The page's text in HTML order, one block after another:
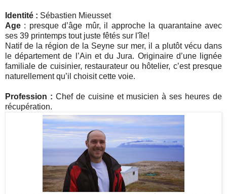
Identité : Sébastien Mieusset
Age : presque d’âge mûr, il approche la quarantaine avec
ses 39 printemps tout juste fêtés sur l'île!
Natif de la région de la Seyne sur mer, il a plutôt vécu dans
le département de l’Ain et du Jura. Originaire d’une lignée
familiale de cuisinier, restaurateur ou hôtelier, c’est presque
naturellement qu’il choisit cette voie.
Profession : Chef de cuisine et musicien à ses heures de
récupération.